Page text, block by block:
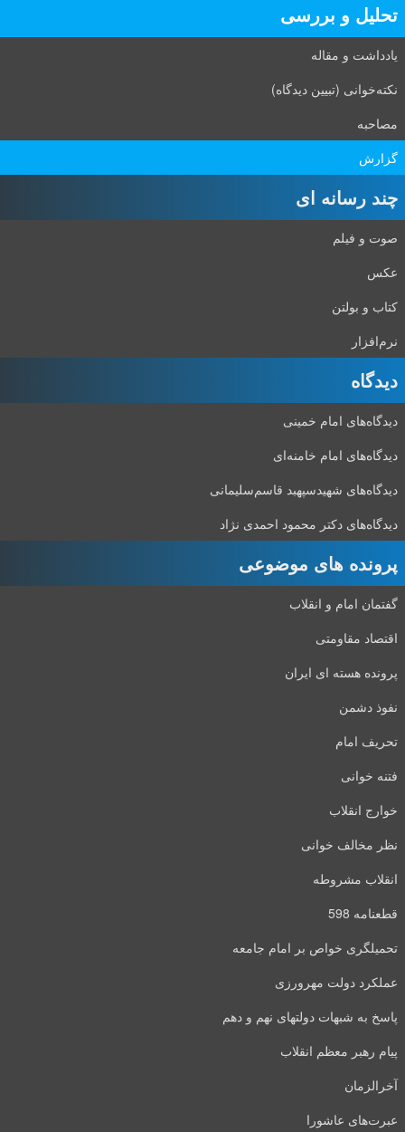
تحلیل و بررسی
یادداشت و مقاله
نکته‌خوانی (تبیین دیدگاه)
مصاحبه
گزارش
چند رسانه ای
صوت و فیلم
عکس
کتاب و بولتن
نرم‌افزار
دیدگاه‌
دیدگاه‌های امام خمینی
دیدگاه‌های امام خامنه‌ای
دیدگاه‌های شهید‌سپهبد قاسم‌سلیمانی
دیدگاه‌های دکتر محمود احمدی نژاد
پرونده های موضوعی
گفتمان امام و انقلاب
اقتصاد مقاومتی
پرونده هسته ای ایران
نفوذ دشمن
تحریف امام
فتنه خوانی
خوارج انقلاب
نظر مخالف خوانی
انقلاب مشروطه
قطعنامه 598
تحمیلگری خواص بر امام جامعه
عملکرد دولت مهرورزی
پاسخ به شبهات دولتهای نهم و دهم
پیام رهبر معظم انقلاب
آخرالزمان
عبرت‌های عاشورا